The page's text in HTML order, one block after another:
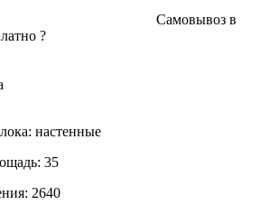
Самовывоз в
?
настенные
35
2640